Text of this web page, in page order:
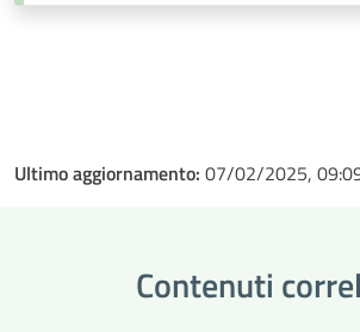
Ultimo aggiornamento: 07/02/2025,
Contenuti